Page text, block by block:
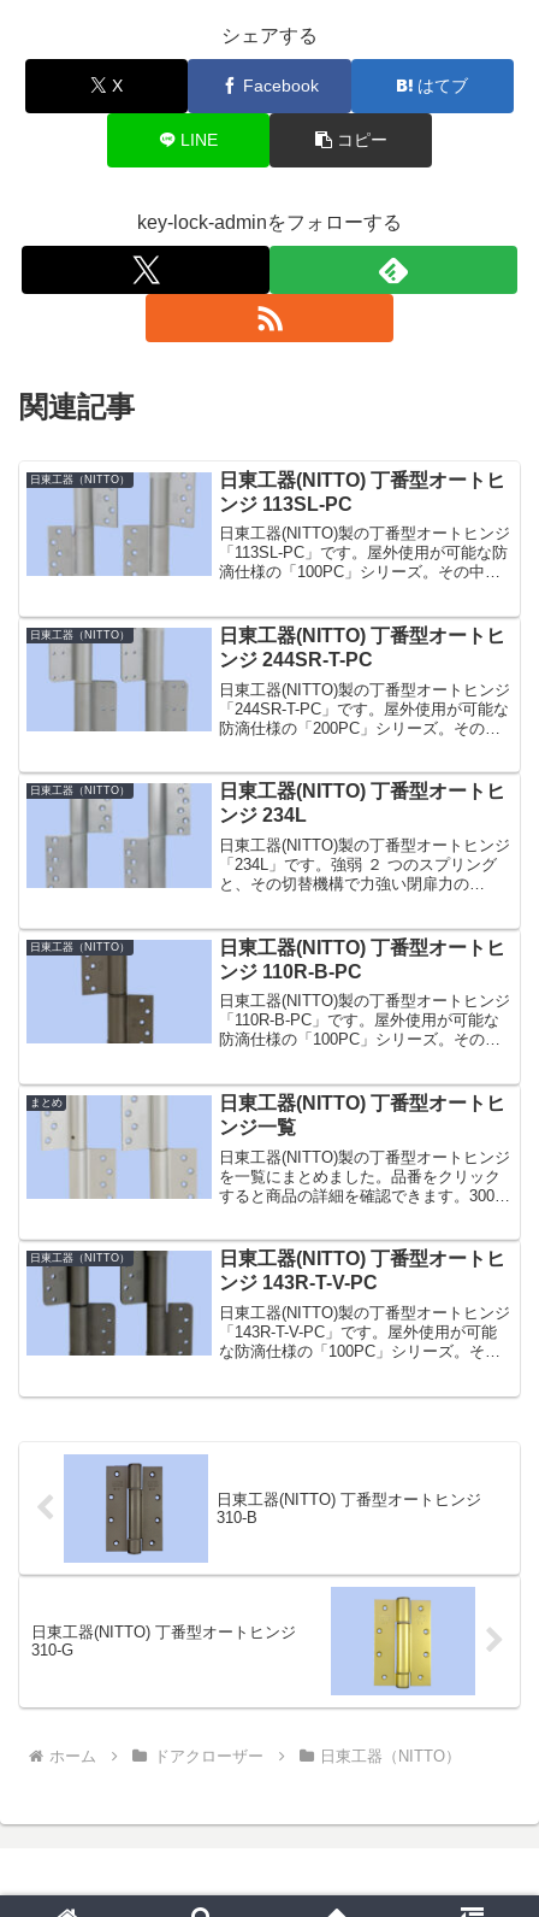
シェアする
X Facebook はてブ
LINE コピー
key-lock-adminをフォローする
関連記事
日東工器（NITTO）
日東工器(NITTO) 丁番型オートヒ
ンジ 113SL-PC
日東工器(NITTO)製の丁番型オートヒンジ
「113SL-PC」です。屋外使用が可能な防
滴仕様の「100PC」シリーズ。その中で
変化に影響なく閉じ速度をほぼ一定に...
日東工器（NITTO）
日東工器(NITTO) 丁番型オートヒ
ンジ 244SR-T-PC
日東工器(NITTO)製の丁番型オートヒンジ
「244SR-T-PC」です。屋外使用が可能な
防滴仕様の「200PC」シリーズ。その中
枠・ドア側羽根にタップ穴を設け...
日東工器（NITTO）
日東工器(NITTO) 丁番型オートヒ
ンジ 234L
日東工器(NITTO)製の丁番型オートヒンジ
「234L」です。強弱 ２ つのスプリング
と、その切替機構で力強い閉扉力の
用するタイプです。簡単な閉じ速度調整
付。スプ...
日東工器（NITTO）
日東工器(NITTO) 丁番型オートヒ
ンジ 110R-B-PC
日東工器(NITTO)製の丁番型オートヒンジ
「110R-B-PC」です。屋外使用が可能な
防滴仕様の「100PC」シリーズ。その中
アでの子ドアなど自動閉扉の不必要な...
まとめ
日東工器(NITTO) 丁番型オートヒ
ンジ一覧
日東工器(NITTO)製の丁番型オートヒンジ
を一覧にまとめました。品番をクリック
すると商品の詳細を確認できます。300
ンバーヒンジの各 1 枚が 1 組となってい
ます...
日東工器（NITTO）
日東工器(NITTO) 丁番型オートヒ
ンジ 143R-T-V-PC
日東工器(NITTO)製の丁番型オートヒンジ
「143R-T-V-PC」です。屋外使用が可能
な防滴仕様の「100PC」シリーズ。その
日東工器(NITTO) 丁番型オートヒンジ
310-B
日東工器(NITTO) 丁番型オートヒンジ
310-G
ホーム ドアクローザー 日東工器（NITTO）